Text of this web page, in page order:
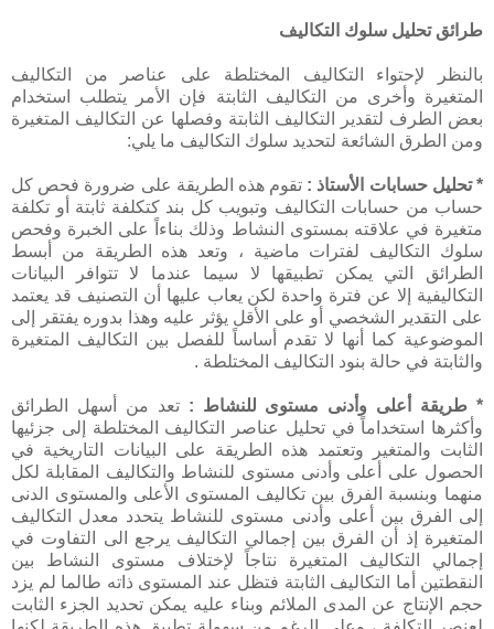
طرائق تحليل سلوك التكاليف
بالنظر لإحتواء التكاليف المختلطة على عناصر من التكاليف
المتغيرة وأخرى من التكاليف الثابتة فإن الأمر يتطلب استخدام
بعض الطرف لتقدير التكاليف الثابتة وفصلها عن التكاليف المتغيرة
ومن الطرق الشائعة لتحديد سلوك التكاليف ما يلي:
* تحليل حسابات الأستاذ : تقوم هذه الطريقة على ضرورة فحص كل
حساب من حسابات التكاليف وتبويب كل بند كتكلفة ثابتة أو تكلفة
متغيرة في علاقته بمستوى النشاط وذلك بناءاً على الخبرة وفحص
سلوك التكاليف لفترات ماضية ، وتعد هذه الطريقة من أبسط
الطرائق التي يمكن تطبيقها لا سيما عندما لا تتوافر البيانات
التكاليفية إلا عن فترة واحدة لكن يعاب عليها أن التصنيف قد يعتمد
على التقدير الشخصي أو على الأقل يؤثر عليه وهذا بدوره يفتقر إلى
الموضوعية كما أنها لا تقدم أساساً للفصل بين التكاليف المتغيرة
والثابتة في حالة بنود التكاليف المختلطة .
* طريقة أعلى وأدنى مستوى للنشاط : تعد من أسهل الطرائق
وأكثرها استخداماً في تحليل عناصر التكاليف المختلطة إلى جزئيها
الثابت والمتغير وتعتمد هذه الطريقة على البيانات التاريخية في
الحصول على أعلى وأدنى مستوى للنشاط والتكاليف المقابلة لكل
منهما وبنسبة الفرق بين تكاليف المستوى الأعلى والمستوى الدنى
إلى الفرق بين أعلى وأدنى مستوى للنشاط يتحدد معدل التكاليف
المتغيرة إذ أن الفرق بين إجمالي التكاليف يرجع الى التفاوت في
إجمالي التكاليف المتغيرة نتاجاً لإختلاف مستوى النشاط بين
النقطتين أما التكاليف الثابتة فتظل عند المستوى ذاته طالما لم يزد
حجم الإنتاج عن المدى الملائم وبناء عليه يمكن تحديد الجزء الثابت